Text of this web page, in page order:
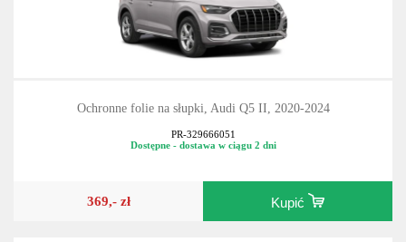
Ochronne folie na słupki, Audi Q5 II, 2020-2024
PR-329666051
Dostępne - dostawa w ciągu 2 dni
369,- zł Kupić